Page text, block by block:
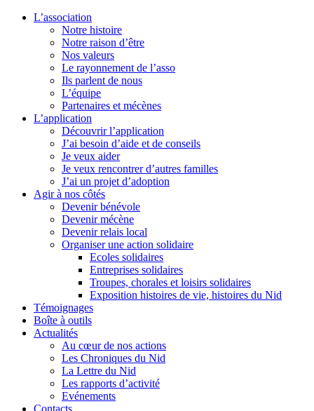
L’association
Notre histoire
Notre raison d’être
Nos valeurs
Le rayonnement de l’asso
Ils parlent de nous
L’équipe
Partenaires et mécènes
L’application
Découvrir l’application
J’ai besoin d’aide et de conseils
Je veux aider
Je veux rencontrer d’autres familles
J’ai un projet d’adoption
Agir à nos côtés
Devenir bénévole
Devenir mécène
Devenir relais local
Organiser une action solidaire
Ecoles solidaires
Entreprises solidaires
Troupes, chorales et loisirs solidaires
Exposition histoires de vie, histoires du Nid
Témoignages
Boîte à outils
Actualités
Au cœur de nos actions
Les Chroniques du Nid
La Lettre du Nid
Les rapports d’activité
Evénements
Contacts